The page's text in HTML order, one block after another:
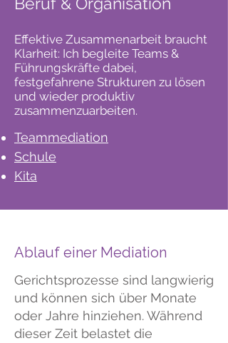
Effektive Zusammenarbeit braucht
Klarheit: Ich begleite Teams &
Führungskräfte dabei,
festgefahrene Strukturen zu lösen
und wieder produktiv
zusammenzuarbeiten.
Teammediation
Schule
Kita
Ablauf einer Mediation
Gerichtsprozesse sind langwierig
und können sich über Monate
oder Jahre hinziehen. Während
dieser Zeit belastet die